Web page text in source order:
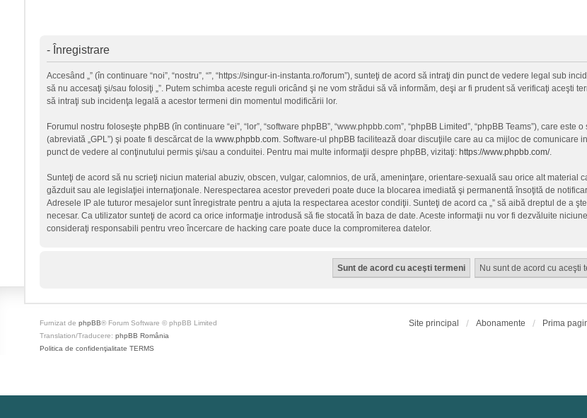
- Înregistrare
Accesând „” (în continuare “noi”, “nostru”, “”, “https://singur-in-instanta.ro/forum”), sunteţi de acord să intraţi din punct de vedere legal sub
să nu accesaţi şi/sau folosiţi „”. Putem schimba aceste reguli oricând şi ne vom strădui să vă informăm, deşi ar fi prudent să verificaţi aceşti
să intraţi sub incidenţa legală a acestor termeni din momentul modificării lor.
Forumul nostru foloseşte phpBB (în continuare “ei”, “lor”, “software phpBB”, “www.phpbb.com”, “phpBB Limited”, “phpBB Teams”), care
(abreviată „GPL”) şi poate fi descărcat de la www.phpbb.com. Software-ul phpBB facilitează doar discuţiile care au ca mijloc de comunicare
punct de vedere al conţinutului permis şi/sau a conduitei. Pentru mai multe informaţii despre phpBB, vizitaţi: https://www.phpbb.com/.
Sunteţi de acord să nu scrieţi niciun material abuziv, obscen, vulgar, calomnios, de ură, ameninţare, orientare-sexuală sau orice alt material
găzduit sau ale legislaţiei internaţionale. Nerespectarea acestor prevederi poate duce la blocarea imediată şi permanentă însoţită de
Adresele IP ale tuturor mesajelor sunt înregistrate pentru a ajuta la respectarea acestor condiţii. Sunteţi de acord ca „” să aibă dreptul de a
necesar. Ca utilizator sunteţi de acord ca orice informaţie introdusă să fie stocată în baza de date. Aceste informaţii nu vor fi dezvăluite
consideraţi responsabili pentru vreo încercare de hacking care poate duce la compromiterea datelor.
Site principal Abonamente Prima
Furnizat de phpBB® Forum Software © phpBB Limited
Translation/Traducere: phpBB România
Politica de confidenţialitate TERMS